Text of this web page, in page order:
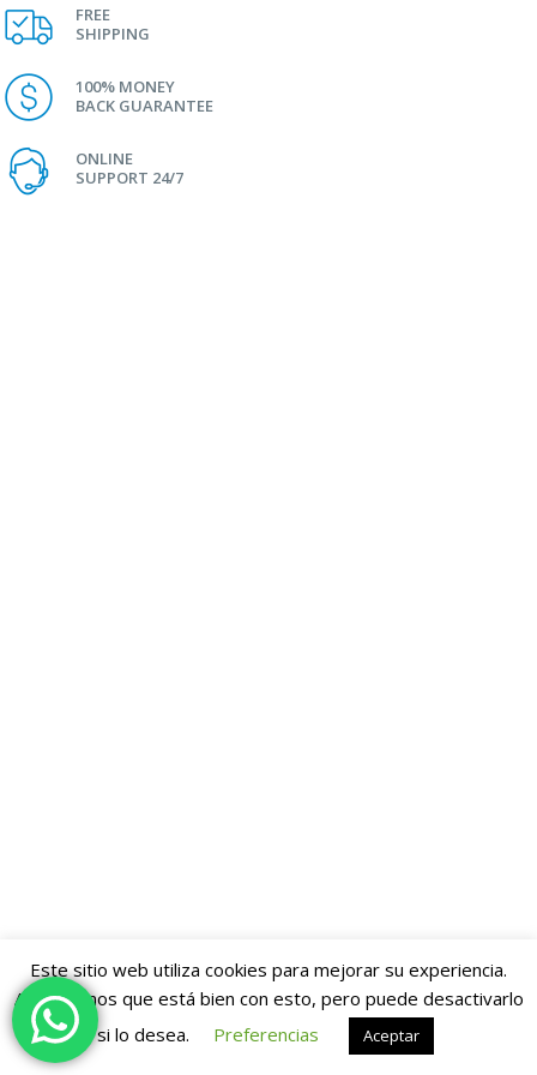
FREE
SHIPPING
100% MONEY
BACK GUARANTEE
ONLINE
SUPPORT 24/7
Este sitio web utiliza cookies para mejorar su experiencia.
Asumiremos que está bien con esto, pero puede desactivarlo
si lo desea.
Preferencias Aceptar